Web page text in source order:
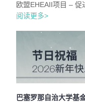
欧盟EHEAII项目 –
阅读更多>
巴塞罗那自治大学基